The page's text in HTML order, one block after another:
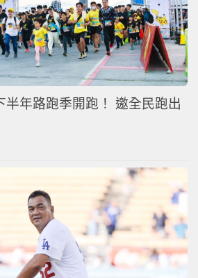
半年路跑季開跑！ 邀全民跑出